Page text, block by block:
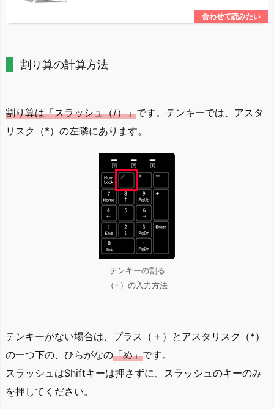
割り算の計算方法
割り算は「スラッシュ（/）」です。テンキーでは、アスタ
リスク（*）の左隣にあります。
テンキーの割る
（÷）の入力方法
テンキーがない場合は、プラス（＋）とアスタリスク（*）
の一つ下の、ひらがなの「め」です。
スラッシュはShiftキーは押さずに、スラッシュのキーのみ
を押してください。